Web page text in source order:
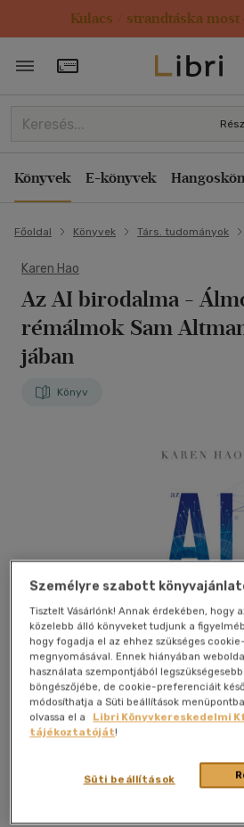
Kulacs / strandtáska most
Törzsvásárlói Kártya adatai
Könyvek E-könyvek
Főoldal Könyvek Társ. tudományok
Karen Hao
Az AI birodalma -
rémálmok Sam
jában
Könyv
Kívánságlistához adom
Személyre szabott
Tisztelt Vásárlónk! Annak érdekében, hogy
közelebb álló könyveket tudjunk a
hogy fogadja el az ehhez szükséges
megnyomásával. Ennek hiányában
használata szempontjából
böngészőjébe, de cookie-preferenciáit
módosíthatja a Süti beállítások
olvassa el a
Libri Könyvkereskedelmi
tájékoztatóját!
Süti beállítások